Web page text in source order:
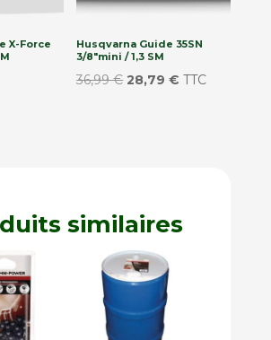
X-Force
Husqvarna Guide 35SN
3/8″mini / 1,3 SM
36,99€ Le
28,79€ Le
TTC
similaires